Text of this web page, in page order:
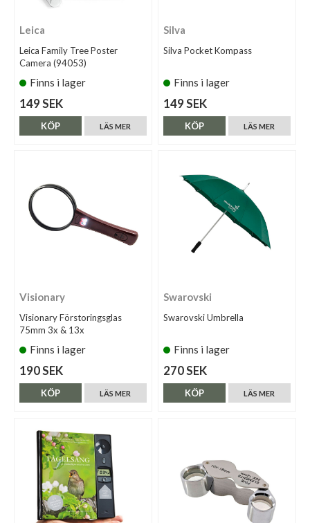
Leica
Leica Family Tree Poster
Camera (94053)
Finns i lager
149 SEK
LÄS MER
KÖP
Silva
Silva Pocket Kompass
Finns i lager
149 SEK
LÄS MER
KÖP
Visionary
Visionary Förstoringsglas
75mm 3x & 13x
Finns i lager
190 SEK
LÄS MER
KÖP
Swarovski
Swarovski Umbrella
Finns i lager
270 SEK
LÄS MER
KÖP